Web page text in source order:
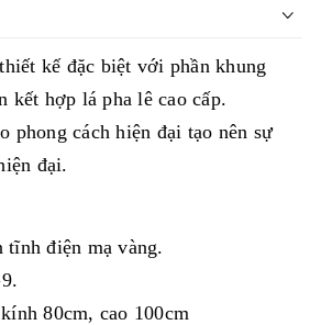
kế đặc biệt với phần khung
kết hợp lá pha lê cao cấp.
phong cách hiện đại tạo nên sự
đại.
điện mạ vàng.
G9.
80cm, cao 100cm